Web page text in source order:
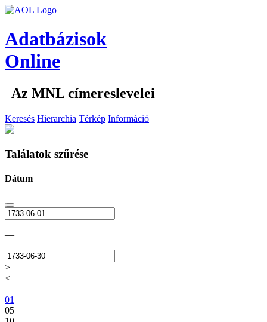
Adatbázisok
Online
Az MNL címereslevelei
Keresés Hierarchia Térkép Információ
Találatok szűrése
Dátum
—
>
<
01
05